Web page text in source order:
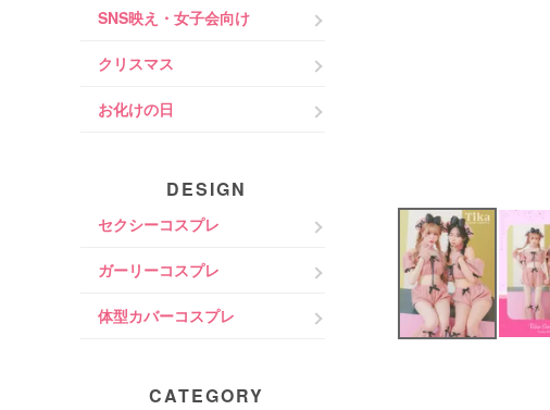
SNS映え・女子会向け
クリスマス
お化けの日
DESIGN
セクシーコスプレ
ガーリーコスプレ
体型カバーコスプレ
CATEGORY